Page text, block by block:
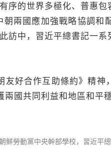
的世界多極化、普惠包
朝兩國應加強戰略協調
訪中，習近平總書記一
好合作互助條約》精神
國共同利益和地區和平
動黨中央幹部學校，習近平總